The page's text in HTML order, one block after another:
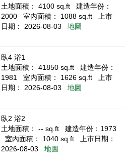
土地面積： 4100 sq.ft
建造年份：
2000
室內面積： 1088 sq.ft
上市
日期： 2026-08-03
地圖
臥4 浴1
土地面積： 41850 sq.ft
建造年份：
1981
室內面積： 1626 sq.ft
上市
日期： 2026-08-03
地圖
臥2 浴2
土地面積： -- sq.ft
建造年份：1973
室內面積： 1040 sq.ft
上市日期：
2026-08-03
地圖